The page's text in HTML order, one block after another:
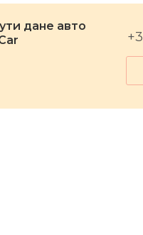
дане авто